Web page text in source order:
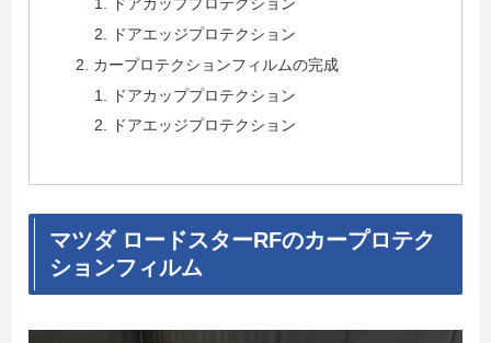
ドアエッジプロテクション
カープロテクションフィルムの完成
ドアカッププロテクション
ドアエッジプロテクション
マツダ ロードスターRFのカープロテク
ションフィルム